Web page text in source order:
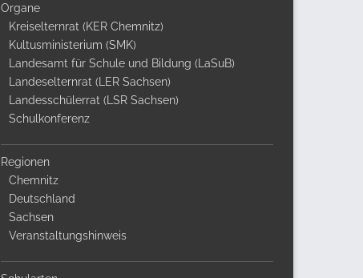
Organe
Kreiselternrat (KER Chemnitz)
Kultusministerium (SMK)
Landesamt für Schule und Bildung (LaSuB)
Landeselternrat (LER Sachsen)
Landesschülerrat (LSR Sachsen)
Schulkonferenz
Regionen
Chemnitz
Deutschland
Sachsen
Veranstaltungshinweis